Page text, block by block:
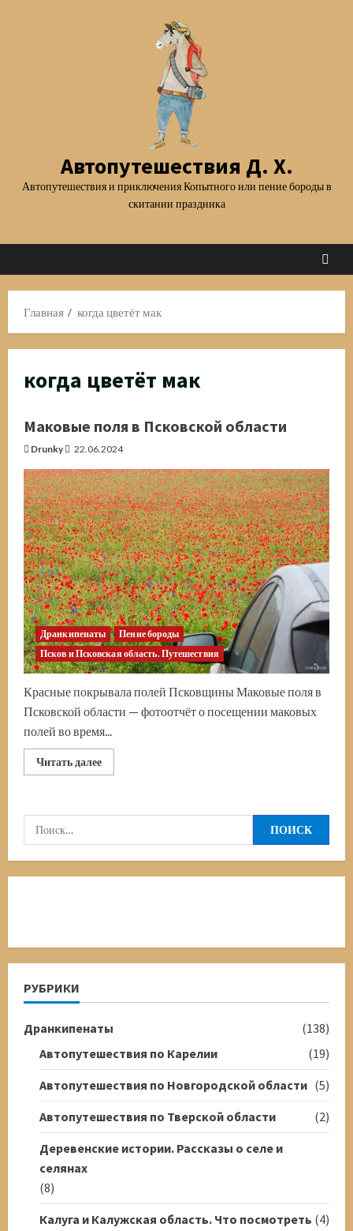
Автопутешествия Д. Х.
Автопутешествия и приключения Копытного или пение бороды в
скитании праздника
Главная когда цветёт мак
когда цветёт мак
Маковые поля в Псковской области
Drunky 22.06.2024
Дранкипенаты
Пение бороды
Псков и Псковская область. Путешествия
Красные покрывала полей Псковщины Маковые поля в
Псковской области — фотоотчёт о посещении маковых
полей во время...
Читать далееПрочитать
больше
в
Найти:
РУБРИКИ
Дранкипенаты
(138)
Автопутешествия по Карелии
(19)
Автопутешествия по Новгородской области (5)
Автопутешествия по Тверской области
(2)
Деревенские истории. Рассказы о селе и
селянах
(8)
Калуга и Калужская область. Что посмотреть (4)